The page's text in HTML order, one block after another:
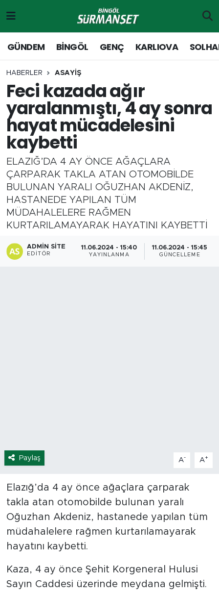
GÜNDEM BİNGÖL GENÇ KARLIOVA
HABERLER ASAYİŞ
Feci kazada ağır
yaralanmıştı, 4 ay sonra
hayat mücadelesini
kaybetti
ELAZIĞ’DA 4 AY ÖNCE AĞAÇLARA
ÇARPARAK TAKLA ATAN OTOMOBİLDE
BULUNAN YARALI OĞUZHAN AKDENİZ,
HASTANEDE YAPILAN TÜM
MÜDAHALELERE RAĞMEN
KURTARILAMAYARAK HAYATINI KAYBETTİ
ADMIN SITE
EDITÖR
11.06.2024 - 15:40
YAYINLANMA
11.06.2024 - 15:45
GÜNCELLEME
Paylaş A- A+
Elazığ’da 4 ay önce ağaçlara çarparak
takla atan otomobilde bulunan yaralı
Oğuzhan Akdeniz, hastanede yapılan tüm
müdahalelere rağmen kurtarılamayarak
hayatını kaybetti.
Kaza, 4 ay önce Şehit Korgeneral Hulusi
Sayın Caddesi üzerinde meydana gelmişti.
Genç
Solhan
Karlıova
Adaklı-Kiğı
Yayladere-Yedisu
MD Prestij Dergisi
Siyaset
Merkez Hava Durumu
Merkez Trafik Yoğunluk Haritası
Süper Lig Puan Durumu ve Fikstür
Tüm Manşetler
Son Dakika Haberleri
Haber Arşivi